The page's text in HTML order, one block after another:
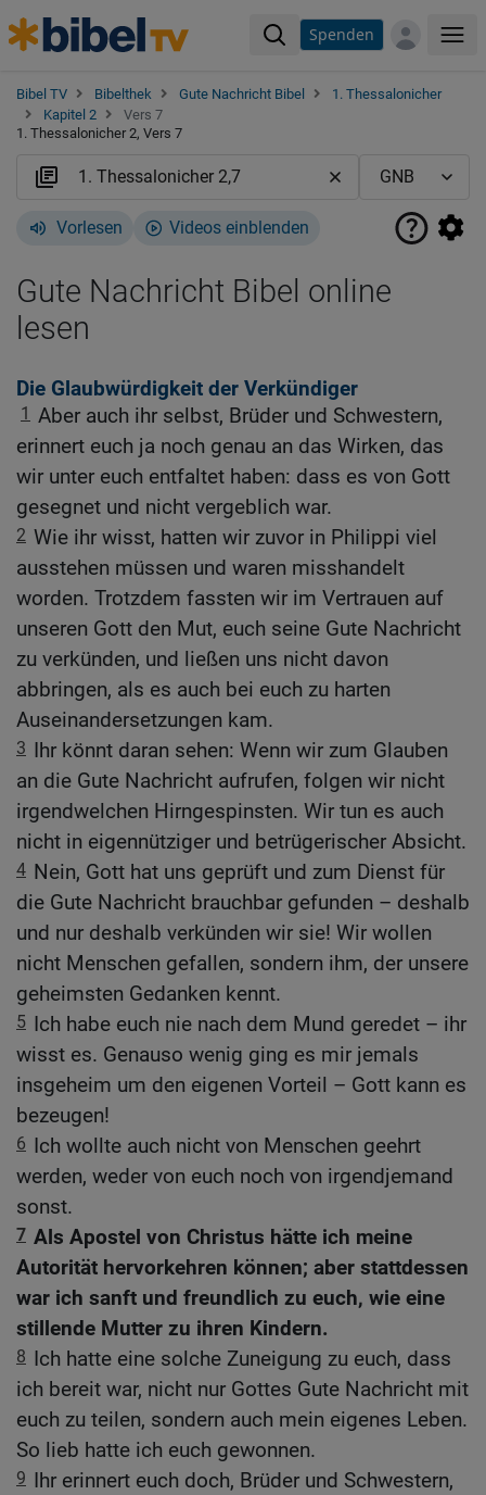
Spenden
Bibel TV Bibelthek Gute Nachricht Bibel
1. Thessalonicher
Kapitel 2
Vers 7
1. Thessalonicher 2, Vers 7
Vorlesen Videos einblenden
Gute Nachricht Bibel online
lesen
Die Glaubwürdigkeit der Verkündiger
1 Aber auch ihr selbst, Brüder und Schwestern,
erinnert euch ja noch genau an das Wirken, das
wir unter euch entfaltet haben: dass es von Gott
gesegnet und nicht vergeblich war.
2 Wie ihr wisst, hatten wir zuvor in Philippi viel
ausstehen müssen und waren misshandelt
worden. Trotzdem fassten wir im Vertrauen auf
unseren Gott den Mut, euch seine Gute Nachricht
zu verkünden, und ließen uns nicht davon
abbringen, als es auch bei euch zu harten
Auseinandersetzungen kam.
3 Ihr könnt daran sehen: Wenn wir zum Glauben
an die Gute Nachricht aufrufen, folgen wir nicht
irgendwelchen Hirngespinsten. Wir tun es auch
nicht in eigennütziger und betrügerischer Absicht.
4 Nein, Gott hat uns geprüft und zum Dienst für
die Gute Nachricht brauchbar gefunden – deshalb
und nur deshalb verkünden wir sie! Wir wollen
nicht Menschen gefallen, sondern ihm, der unsere
geheimsten Gedanken kennt.
5 Ich habe euch nie nach dem Mund geredet – ihr
wisst es. Genauso wenig ging es mir jemals
insgeheim um den eigenen Vorteil – Gott kann es
bezeugen!
6 Ich wollte auch nicht von Menschen geehrt
werden, weder von euch noch von irgendjemand
sonst.
7 Als Apostel von Christus hätte ich meine
Autorität hervorkehren können; aber stattdessen
war ich sanft und freundlich zu euch, wie eine
stillende Mutter zu ihren Kindern.
8 Ich hatte eine solche Zuneigung zu euch, dass
ich bereit war, nicht nur Gottes Gute Nachricht mit
euch zu teilen, sondern auch mein eigenes Leben.
So lieb hatte ich euch gewonnen.
9 Ihr erinnert euch doch, Brüder und Schwestern,